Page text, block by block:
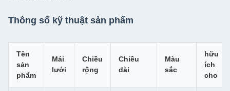
Thông số kỹ thuật sản phẩm
Tên
sản
phẩm
Mái
lưới
Chiều
rộng
Chiều
dài
Màu
sắc
hữu
ích
cho